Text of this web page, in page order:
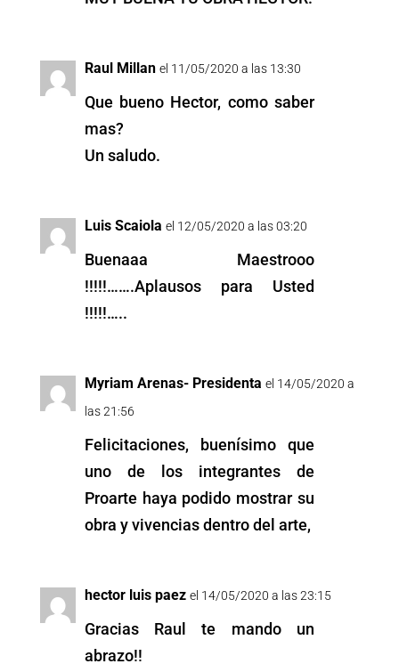
Raul Millan el 11/05/2020 a las 13:30
Que bueno Hector, como saber
mas?
Un saludo.
Luis Scaiola el 12/05/2020 a las 03:20
Buenaaa Maestrooo
!!!!!…….Aplausos para Usted
!!!!!…..
Myriam Arenas- Presidenta el 14/05/2020 a
las 21:56
Felicitaciones, buenísimo que
uno de los integrantes de
Proarte haya podido mostrar su
obra y vivencias dentro del arte,
hector luis paez el 14/05/2020 a las 23:15
Gracias Raul te mando un
abrazo!!